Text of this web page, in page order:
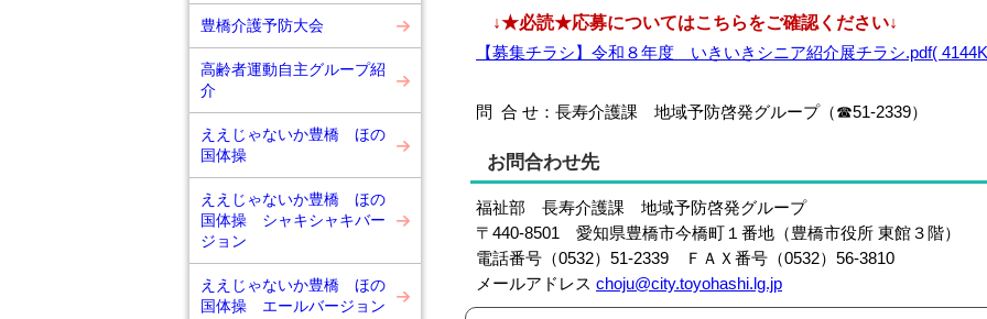
豊橋介護予防大会
高齢者運動自主グループ紹
介
ええじゃないか豊橋 ほの
国体操
ええじゃないか豊橋 ほの
国体操 シャキシャキバー
ジョン
ええじゃないか豊橋 ほの
国体操 エールバージョン
↓★必読★応募についてはこちらをご確認ください↓
【募集チラシ】令和８年度 いきいきシニア紹介展チラシ.pdf(
問 合 せ：長寿介護課 地域予防啓発グループ（☎51-2339）
お問合わせ先
福祉部 長寿介護課 地域予防啓発グループ
〒440-8501 愛知県豊橋市今橋町１番地（豊橋市役所 東館３階）
電話番号（0532）51-2339 ＦＡＸ番号（0532）56-3810
メールアドレス choju@city.toyohashi.lg.jp